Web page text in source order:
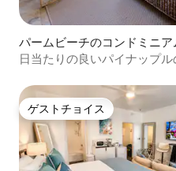
パームビーチのコンドミニア
日当たりの良いパイナップ
ゲストチョイス
ゲストチョイス